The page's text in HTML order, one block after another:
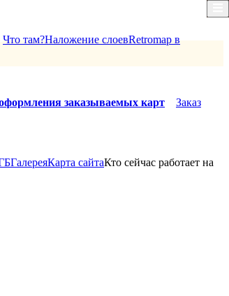
×
Что там?Наложение слоевRetromap в
заказываемых карт
Заказ
ГалереяКарта сайтаКто сейчас работает на